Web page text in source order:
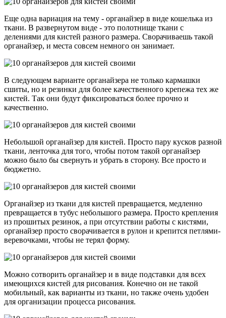
Еще одна вариация на тему - органайзер в виде кошелька из
ткани. В развернутом виде - это полотнище ткани с
делениями для кистей разного размера. Сворачиваешь такой
органайзер, и места совсем немного он занимает.
В следующем варианте органайзера не только кармашки
сшиты, но и резинки для более качественного крепежа тех же
кистей. Так они будут фиксироваться более прочно и
качественно.
Небольшой органайзер для кистей. Просто пару кусков разной
ткани, ленточка для того, чтобы потом такой органайзер
можно было бы свернуть и убрать в сторону. Все просто и
бюджетно.
Органайзер из ткани для кистей превращается, медленно
превращается в тубус небольшого размера. Просто крепления
из прошитых резинок, а при отсутствии работы с кистями,
органайзер просто сворачивается в рулон и крепится петлями-
веревочками, чтобы не терял форму.
Можно сотворить органайзер и в виде подставки для всех
имеющихся кистей для рисования. Конечно он не такой
мобильный, как варианты из ткани, но также очень удобен
для организации процесса рисования.